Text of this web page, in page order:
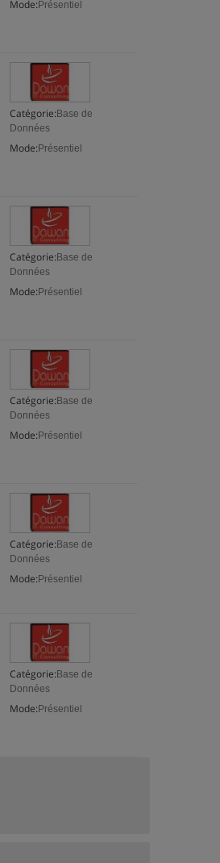
Mode: Présentiel
Catégorie: Base de
Données
Mode: Présentiel
Catégorie: Base de
Données
Mode: Présentiel
Catégorie: Base de
Données
Mode: Présentiel
Catégorie: Base de
Données
Mode: Présentiel
Catégorie: Base de
Données
Mode: Présentiel